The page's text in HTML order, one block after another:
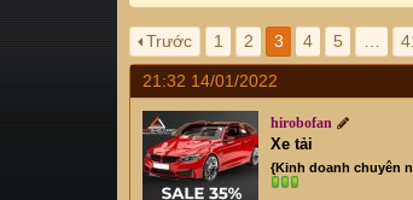
a
d
s
t
a
r
t
e
g
ử
i
Trước 1 2 3 4 5
21:32 14/01/2022
hirobofan
Xe tải
{Kinh doanh chuyên